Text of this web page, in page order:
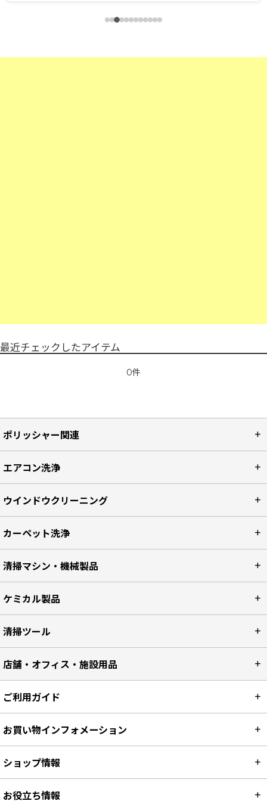
最近チェックしたアイテム
0件
ポリッシャー関連
エアコン洗浄
ウインドウクリーニング
カーペット洗浄
清掃マシン・機械製品
ケミカル製品
清掃ツール
店舗・オフィス・施設用品
ご利用ガイド
お買い物インフォメーション
ショップ情報
お役立ち情報